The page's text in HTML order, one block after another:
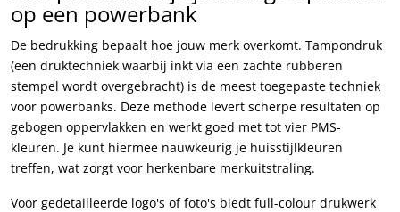
op een powerbank
De bedrukking bepaalt hoe jouw merk overkomt. Tampondruk
(een druktechniek waarbij inkt via een zachte rubberen
stempel wordt overgebracht) is de meest toegepaste techniek
voor powerbanks. Deze methode levert scherpe resultaten op
gebogen oppervlakken en werkt goed met tot vier PMS-
kleuren. Je kunt hiermee nauwkeurig je huisstijlkleuren
treffen, wat zorgt voor herkenbare merkuitstraling.
Voor gedetailleerde logo's of foto's biedt full-colour drukwerk